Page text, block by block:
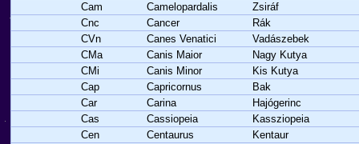
Cam
Camelopardalis
Zsiráf
Cnc
Cancer
Rák
CVn
Canes Venatici
Vadászebek
CMa
Canis Maior
Nagy Kutya
CMi
Canis Minor
Kis Kutya
Cap
Capricornus
Bak
Car
Carina
Hajógerinc
Cas
Cassiopeia
Kassziopeia
Cen
Centaurus
Kentaur